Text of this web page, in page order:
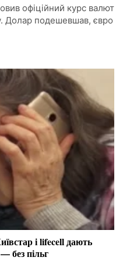
офіційний курс валют
Долар подешевшав, євро
і lifecell дають
без пільг